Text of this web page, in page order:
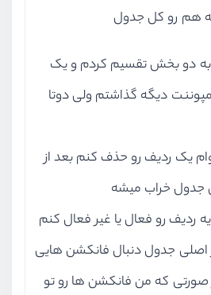
هم رو کل جدول
به دو بخش تقسیم کردم و یک
دیگه گذاشتم ولی دوتا
یک ردیف رو حذف کنم بعد از
جدول خراب میشه
ردیف رو فعال یا غیر فعال کنم
اصلی جدول دنبال فانکشن هایی
که من فانکشن ها رو تو